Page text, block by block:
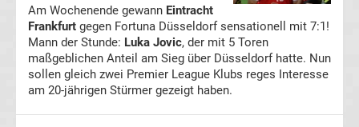
Kickboxen
Motorsport
Formel
Am Wochenende gewann Eintracht
Frankfurt gegen Fortuna Düsseldorf sensationell mit 7:1!
Mann der Stunde: Luka Jovic, der mit 5 Toren
maßgeblichen Anteil am Sieg über Düsseldorf hatte. Nun
sollen gleich zwei Premier League Klubs reges Interesse
am 20-jährigen Stürmer gezeigt haben.